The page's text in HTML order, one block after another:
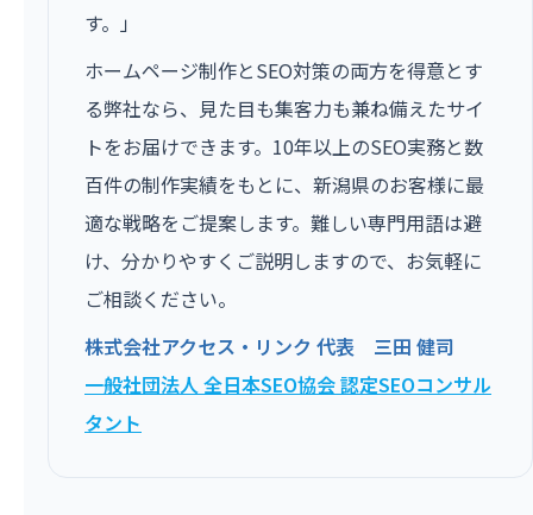
す。」
ホームページ制作とSEO対策の両方を得意とす
る弊社なら、見た目も集客力も兼ね備えたサイ
トをお届けできます。10年以上のSEO実務と数
百件の制作実績をもとに、新潟県のお客様に最
適な戦略をご提案します。難しい専門用語は避
け、分かりやすくご説明しますので、お気軽に
ご相談ください。
株式会社アクセス・リンク 代表 三田 健司
一般社団法人 全日本SEO協会 認定SEOコンサル
タント